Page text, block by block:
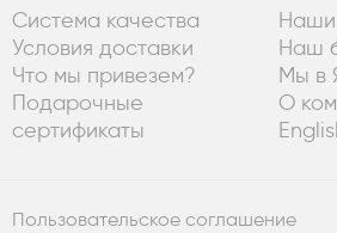
Система качества
Условия доставки
Что мы привезем?
Подарочные
сертификаты
Наши
Наш
Мы в
О
Пользовательское соглашение